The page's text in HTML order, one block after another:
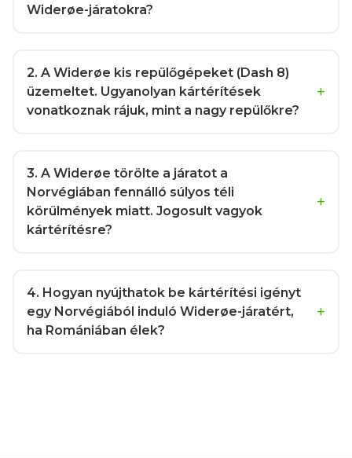
Widerøe-járatokra?
2. A Widerøe kis repülőgépeket (Dash 8)
üzemeltet. Ugyanolyan kártérítések
vonatkoznak rájuk, mint a nagy repülőkre?
3. A Widerøe törölte a járatot a
Norvégiában fennálló súlyos téli
körülmények miatt. Jogosult vagyok
kártérítésre?
4. Hogyan nyújthatok be kártérítési igényt
egy Norvégiából induló Widerøe-járatért,
ha Romániában élek?